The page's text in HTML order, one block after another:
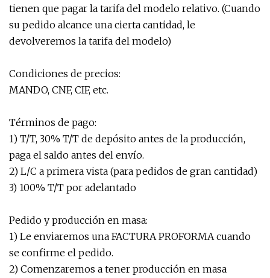
tienen que pagar la tarifa del modelo relativo. (Cuando
su pedido alcance una cierta cantidad, le
devolveremos la tarifa del modelo)
Condiciones de precios:
MANDO, CNF, CIF, etc.
Términos de pago:
1) T/T, 30% T/T de depósito antes de la producción,
paga el saldo antes del envío.
2) L/C a primera vista (para pedidos de gran cantidad)
3) 100% T/T por adelantado
Pedido y producción en masa:
1) Le enviaremos una FACTURA PROFORMA cuando
se confirme el pedido.
2) Comenzaremos a tener producción en masa